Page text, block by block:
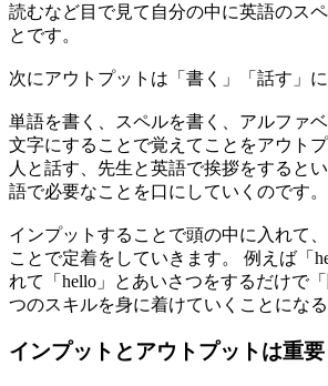
読むなど目で見て自分の中に英語のス
とです。
次にアウトプットは「書く」「話す」に
単語を書く、スペルを書く、アルファ
文字にすることで覚えてことをアウト
人と話す、先生と英語で挨拶をすると
語で必要なことを口にしていくのです。
インプットすることで頭の中に入れて
ことで定着をしていきます。 例えば「
れて「hello」とあいさつをするだけで
つのスキルを身に着けていくことになる
インプットとアウトプットは重要